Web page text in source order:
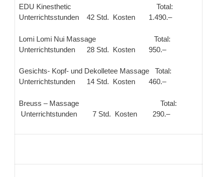
EDU Kinesthetic Total:
Unterrichtsstunden 42 Std. Kosten 1.490.–
Lomi Lomi Nui Massage Total:
Unterrichtstunden 28 Std. Kosten 950.–
Gesichts- Kopf- und Dekolletee Massage Total:
Unterrichtstunden 14 Std. Kosten 460.–
Breuss – Massage Total:
Unterrichtstunden 7 Std. Kosten 290.–